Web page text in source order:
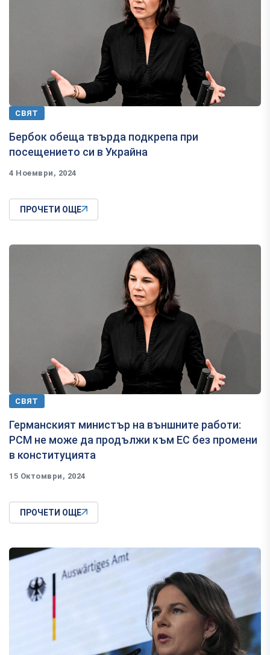
СВЯТ
Бербок обеща твърда подкрепа при
посещението си в Украйна
4 Ноември, 2024
ПРОЧЕТИ ОЩЕ
СВЯТ
Германският министър на външните работи:
РСМ не може да продължи към ЕС без промени
в конституцията
15 Октомври, 2024
ПРОЧЕТИ ОЩЕ